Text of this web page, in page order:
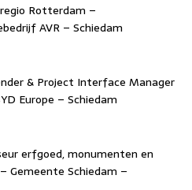
Rotterdam –
AVR – Schiedam
& Project Interface Manager
Europe – Schiedam
erfgoed, monumenten en
Gemeente Schiedam –